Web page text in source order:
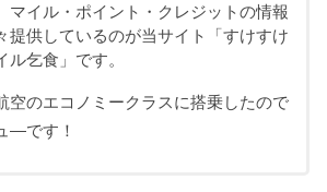
マイル・ポイント・クレジットの情報
提供しているのが当サイト「すけすけ
ル乞食」です。
空のエコノミークラスに搭乗したので
―です！